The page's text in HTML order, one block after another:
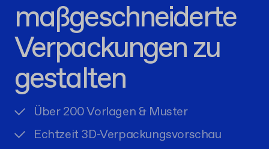
maßgeschneiderte
Verpackungen zu
gestalten
Über 200 Vorlagen & Muster
Echtzeit 3D-Verpackungsvorschau